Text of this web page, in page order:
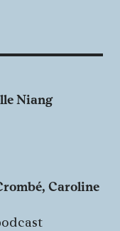
Niang
Caroline